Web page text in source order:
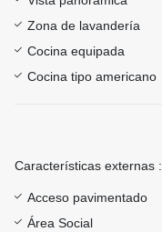
Zona de lavandería
Cocina equipada
Cocina tipo americano
Características externas :
Acceso pavimentado
Área Social